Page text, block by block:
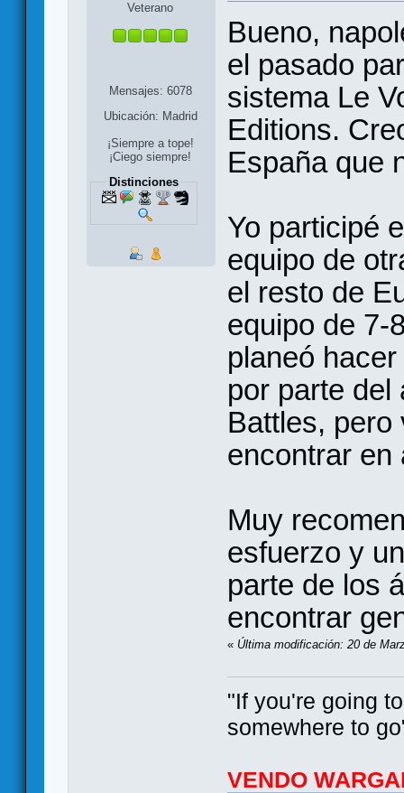
Veterano
Mensajes: 6078
Ubicación: Madrid
¡Siempre a tope!
¡Ciego siempre!
Distinciones
Bueno,
el pasado
sistema Le
Editions.
España que
Yo participé
equipo de
el resto de
equipo de 7-
planeó
por parte del
Battles, pero
encontrar en
Muy
esfuerzo y
parte de los
encontrar
« Última modificación: 20 de
"If you're going
somewhere to
VENDO